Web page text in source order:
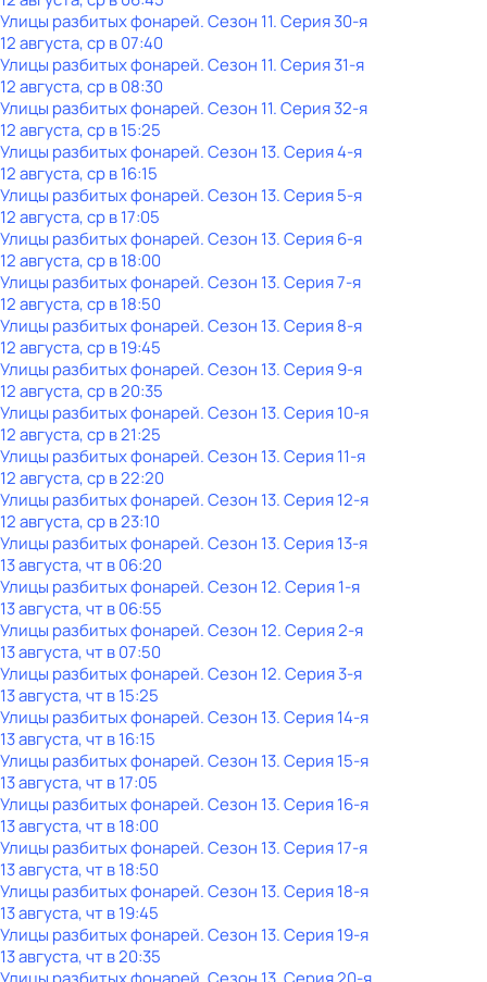
Улицы разбитых фонарей. Сезон 11. Серия 30-я
12 августа, ср в 07:40
Улицы разбитых фонарей. Сезон 11. Серия 31-я
12 августа, ср в 08:30
Улицы разбитых фонарей. Сезон 11. Серия 32-я
12 августа, ср в 15:25
Улицы разбитых фонарей. Сезон 13. Серия 4-я
12 августа, ср в 16:15
Улицы разбитых фонарей. Сезон 13. Серия 5-я
12 августа, ср в 17:05
Улицы разбитых фонарей. Сезон 13. Серия 6-я
12 августа, ср в 18:00
Улицы разбитых фонарей. Сезон 13. Серия 7-я
12 августа, ср в 18:50
Улицы разбитых фонарей. Сезон 13. Серия 8-я
12 августа, ср в 19:45
Улицы разбитых фонарей. Сезон 13. Серия 9-я
12 августа, ср в 20:35
Улицы разбитых фонарей. Сезон 13. Серия 10-я
12 августа, ср в 21:25
Улицы разбитых фонарей. Сезон 13. Серия 11-я
12 августа, ср в 22:20
Улицы разбитых фонарей. Сезон 13. Серия 12-я
12 августа, ср в 23:10
Улицы разбитых фонарей. Сезон 13. Серия 13-я
13 августа, чт в 06:20
Улицы разбитых фонарей. Сезон 12. Серия 1-я
13 августа, чт в 06:55
Улицы разбитых фонарей. Сезон 12. Серия 2-я
13 августа, чт в 07:50
Улицы разбитых фонарей. Сезон 12. Серия 3-я
13 августа, чт в 15:25
Улицы разбитых фонарей. Сезон 13. Серия 14-я
13 августа, чт в 16:15
Улицы разбитых фонарей. Сезон 13. Серия 15-я
13 августа, чт в 17:05
Улицы разбитых фонарей. Сезон 13. Серия 16-я
13 августа, чт в 18:00
Улицы разбитых фонарей. Сезон 13. Серия 17-я
13 августа, чт в 18:50
Улицы разбитых фонарей. Сезон 13. Серия 18-я
13 августа, чт в 19:45
Улицы разбитых фонарей. Сезон 13. Серия 19-я
13 августа, чт в 20:35